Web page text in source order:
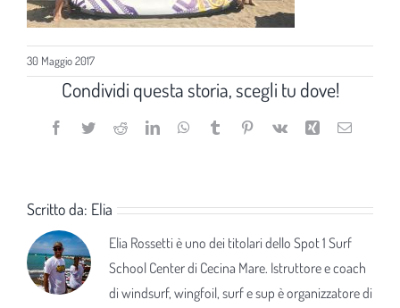
30 Maggio 2017
Condividi questa storia, scegli tu dove!
Facebook
TwitterRedditLinkedInWhatsApp
TumblrPinterest
Vk Xing Email
Scritto da: Elia
Elia Rossetti è uno dei titolari dello Spot 1 Surf
School Center di Cecina Mare. Istruttore e coach
di windsurf, wingfoil, surf e sup è organizzatore di